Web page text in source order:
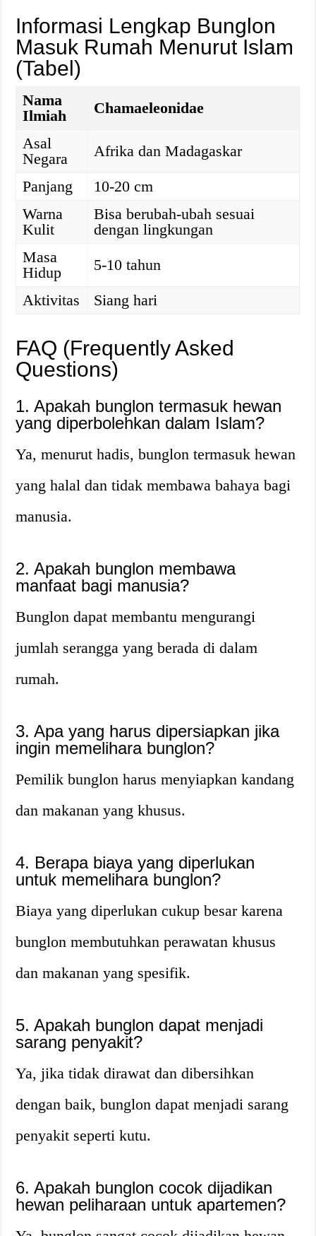
Informasi Lengkap Bunglon
Masuk Rumah Menurut Islam
(Tabel)
Nama
Ilmiah
Chamaeleonidae
Asal
Negara
Afrika dan Madagaskar
Panjang
10-20 cm
Warna
Kulit
Bisa berubah-ubah sesuai
dengan lingkungan
Masa
Hidup
5-10 tahun
Aktivitas
Siang hari
FAQ (Frequently Asked
Questions)
1. Apakah bunglon termasuk hewan
yang diperbolehkan dalam Islam?
Ya, menurut hadis, bunglon termasuk hewan
yang halal dan tidak membawa bahaya bagi
manusia.
2. Apakah bunglon membawa
manfaat bagi manusia?
Bunglon dapat membantu mengurangi
jumlah serangga yang berada di dalam
rumah.
3. Apa yang harus dipersiapkan jika
ingin memelihara bunglon?
Pemilik bunglon harus menyiapkan kandang
dan makanan yang khusus.
4. Berapa biaya yang diperlukan
untuk memelihara bunglon?
Biaya yang diperlukan cukup besar karena
bunglon membutuhkan perawatan khusus
dan makanan yang spesifik.
5. Apakah bunglon dapat menjadi
sarang penyakit?
Ya, jika tidak dirawat dan dibersihkan
dengan baik, bunglon dapat menjadi sarang
penyakit seperti kutu.
6. Apakah bunglon cocok dijadikan
hewan peliharaan untuk apartemen?